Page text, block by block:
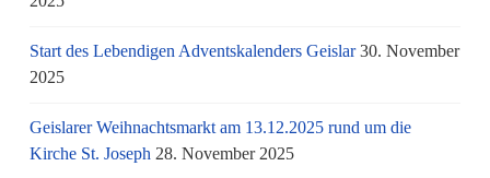
Start des Lebendigen Adventskalenders Geislar 30. November
2025
Geislarer Weihnachtsmarkt am 13.12.2025 rund um die
Kirche St. Joseph 28. November 2025